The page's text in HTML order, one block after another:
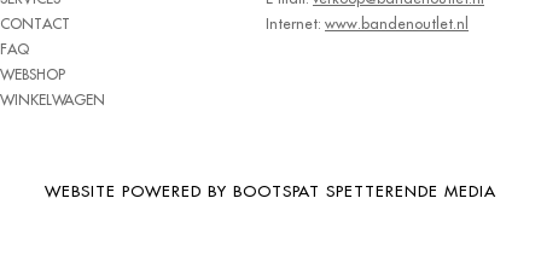
CONTACT
FAQ
WEBSHOP
WINKELWAGEN
Internet: www.bandenoutlet.nl
WEBSITE POWERED BY BOOTSPAT SPETTERENDE MEDIA